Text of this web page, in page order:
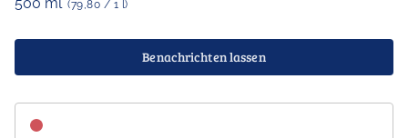
(79,80 / 1 l)
Benachrichten lassen